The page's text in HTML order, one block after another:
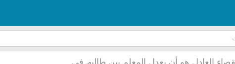
العادل ھو أن یعدل المعلم بین طالبھ في